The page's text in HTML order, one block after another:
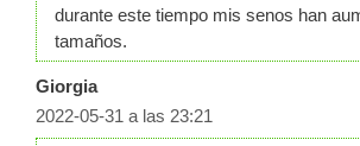
durante este tiempo mis senos han
tamaños.
Giorgia
2022-05-31 a las 23:21